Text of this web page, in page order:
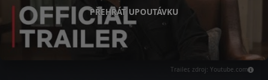
PŘEHRÁT UPOUTÁVKU
Trailer, zdroj: Youtube.com